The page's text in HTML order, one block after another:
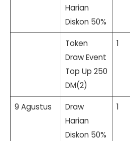
Harian
Diskon 50%
Token
Draw Event
Top Up 250
DM(2)
1
9 Agustus
Draw
Harian
Diskon 50%
1